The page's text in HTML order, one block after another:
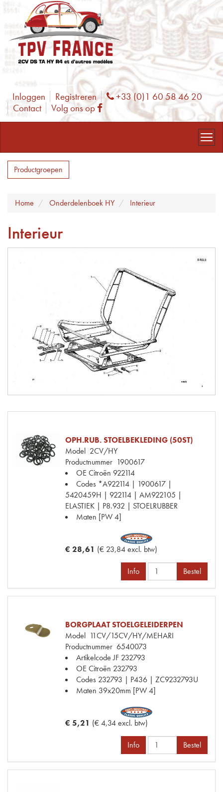
Inloggen Registreren Phone
+33 (0)1 60 58 46 20
Contact
Volg ons op Facebook
Productgroepen
Home Onderdelenboek HY Interieur
Interieur
OPH.RUB. STOELBEKLEDING (50ST)
Model 2CV/HY
Productnummer 1900617
OE Citroën 922114
Codes *A922114 | 1900617 |
5420459H | 922114 | AM922105 |
ELASTIEK | P8.932 | STOELRUBBER
Maten [PW 4]
€ 28,61 (€ 23,84 excl. btw)
Info Bestel
BORGPLAAT STOELGELEIDERPEN
Model 11CV/15CV/HY/MEHARI
Productnummer 6540073
Artikelcode JF 232793
OE Citroën 232793
Codes 232793 | P436 | ZC9232793U
Maten 39x20mm [PW 4]
€ 5,21 (€ 4,34 excl. btw)
Info Bestel